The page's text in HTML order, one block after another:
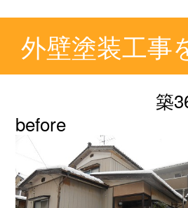
外壁塗装工
築
before